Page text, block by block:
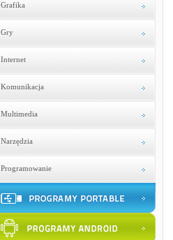
Grafika
Gry
Internet
Komunikacja
Multimedia
Narzędzia
Programowanie